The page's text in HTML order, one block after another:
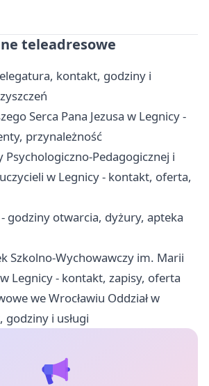
teleadresowe
kontakt, godziny i
Serca Pana Jezusa w Legnicy -
przynależność
Pedagogicznej i
w Legnicy - kontakt, oferta,
godziny otwarcia, dyżury, apteka
Szkolno-Wychowawczy im. Marii
Legnicy - kontakt, zapisy, oferta
we Wrocławiu Oddział w
i usługi